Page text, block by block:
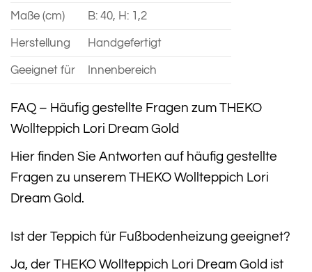
Maße (cm) B: 40, H: 1,2
Herstellung Handgefertigt
Geeignet für Innenbereich
FAQ – Häufig gestellte Fragen zum THEKO
Wollteppich Lori Dream Gold
Hier finden Sie Antworten auf häufig gestellte
Fragen zu unserem THEKO Wollteppich Lori
Dream Gold.
Ist der Teppich für Fußbodenheizung geeignet?
Ja, der THEKO Wollteppich Lori Dream Gold ist